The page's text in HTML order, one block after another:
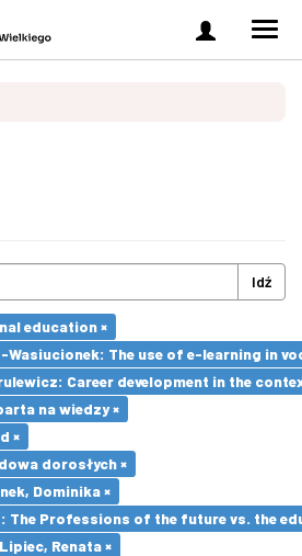
Zaloguj
się
Idź
education ×
Wasiucionek: The use of e-learning in
Career development in the
na wiedzy ×
×
dorosłych ×
Dominika ×
The Professions of the future vs. the
Renata ×